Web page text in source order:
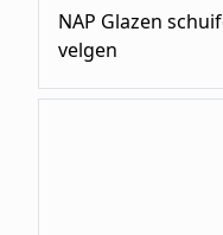
NAP Glazen
velgen